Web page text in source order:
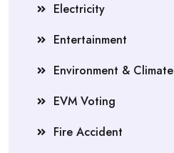
Electricity
Entertainment
Environment & Climate
EVM Voting
Fire Accident